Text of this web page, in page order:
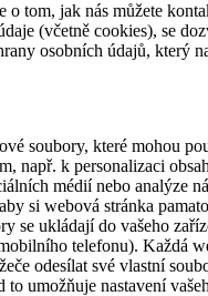
o tom, jak nás můžete
(včetně cookies), se
osobních údajů, který
soubory, které mohou
např. k personalizaci
médií nebo analýze
si webová stránka
se ukládají do vašeho
telefonu). Každá
odesílat své vlastní
to umožňuje nastavení